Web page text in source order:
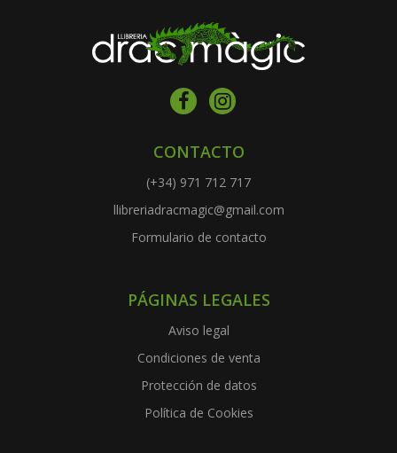
CONTACTO
(+34) 971 712 717
llibreriadracmagic@gmail.com
Formulario de contacto
PÁGINAS LEGALES
Aviso legal
Condiciones de venta
Protección de datos
Política de Cookies